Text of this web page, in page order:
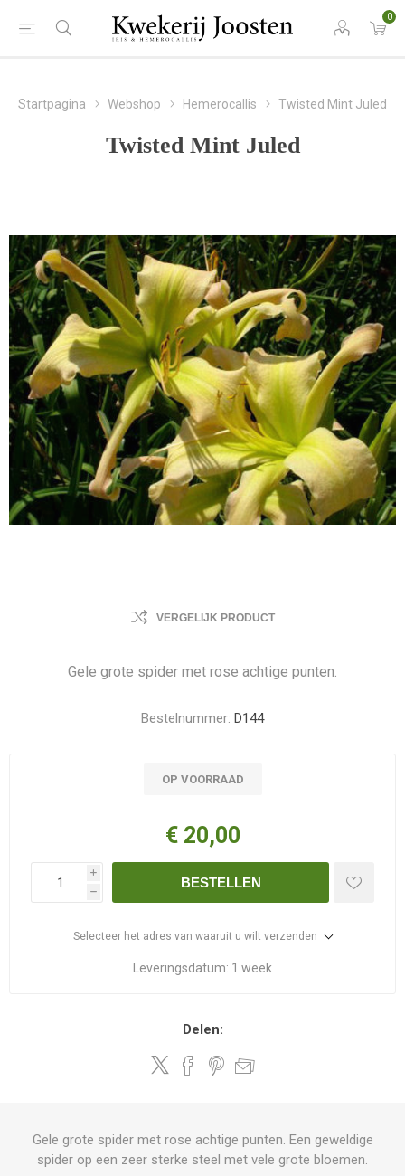
0
Startpagina Webshop Hemerocallis Twisted Mint Juled
Twisted Mint Juled
VERGELIJK PRODUCT
Gele grote spider met rose achtige punten.
Bestelnummer: D144
OP VOORRAAD
€ 20,00
i
h
BESTELLEN
Selecteer het adres van waaruit u wilt verzenden
Leveringsdatum: 1 week
Delen:
Gele grote spider met rose achtige punten. Een geweldige
spider op een zeer sterke steel met vele grote bloemen.